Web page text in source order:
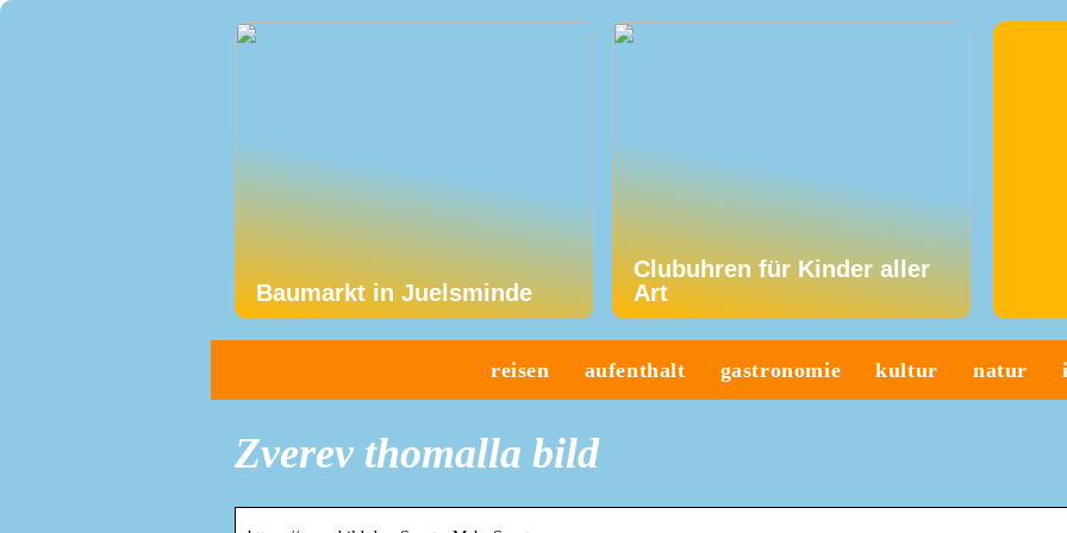
Baumarkt in Juelsminde
Clubuhren für Kinder aller
Art
reisen aufenthalt gastronomie kultur natur
Zverev thomalla bild